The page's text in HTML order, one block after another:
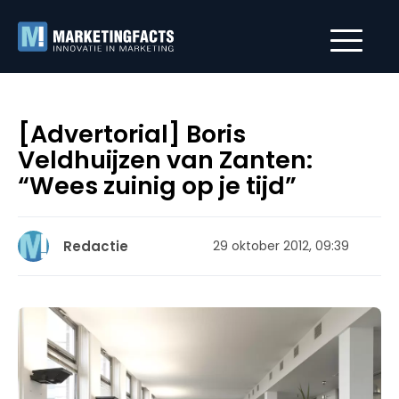
[Advertorial] Boris
Veldhuijzen van Zanten:
“Wees zuinig op je tijd”
Redactie 29 oktober 2012, 09:39